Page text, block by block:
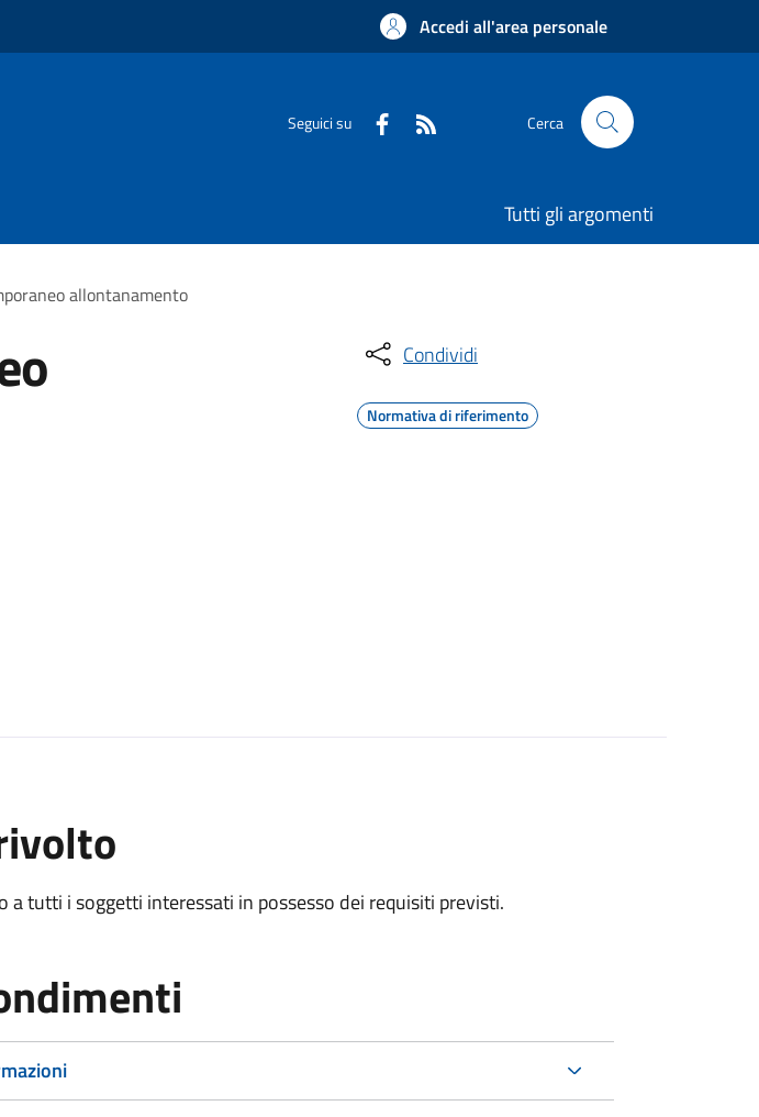
Accedi all'area personale
Seguici su Cerca
Tutti gli argomenti
allontanamento
Condividi
Normativa di riferimento
a tutti i soggetti interessati in possesso dei requisiti previsti.